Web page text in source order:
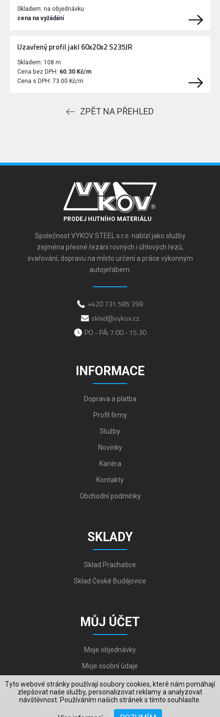
Tyto webové stránky používají soubory cookies, které nám pomáhají
zlepšovat naše služby, personalizovat reklamy a analyzovat
návštěvnost. Používáním našich stránek s tímto souhlasíte.
Skladem: na objednávku
cena na vyžádání
Uzavřený profil jakl 60x20x2 S235JR
Skladem: 108 m
Cena bez DPH: 60.30 Kč/m
Cena s DPH: 73.00 Kč/m
ZPĚT NA PŘEHLED
PRODEJ HUTNÍHO MATERIÁLU
Společnost VYKOV STEEL s.r.o. nabízí jako služby
zejména přesné řezání rovných i úhlových řezů,
svařování, dopravu na místo určení a práce výkonným
autojeřábem.
+420 731 585 398
sklad@vykov.cz
PO - PÁ: 7.00 - 15.30
INFORMACE
Doprava a platba
Profil firmy
Služby
Novinky
Kariéra
Kontakty
Obchodní podmínky
SKLADY
Sklad Prachatice
Sklad České Budějovice
MŮJ ÚČET
Moje objednávky
Moje osobní údaje
Copyright © 2006-2026, VYKOV STEEL s.r.o. All Rights Reserved.